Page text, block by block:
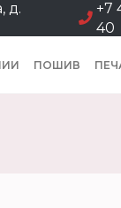
д.
+7
40
ПОШИВ